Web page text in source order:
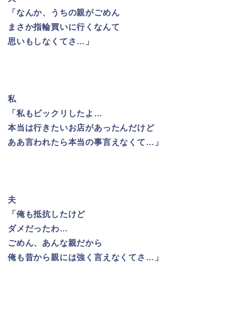
「なんか、うちの親がごめん
まさか指輪買いに行くなんて
思いもしなくてさ…」
私
「私もビックリしたよ…
本当は行きたいお店があったんだけど
ああ言われたら本当の事言えなくて…」
夫
「俺も抵抗したけど
ダメだったわ…
ごめん、あんな親だから
俺も昔から親には強く言えなくてさ…」